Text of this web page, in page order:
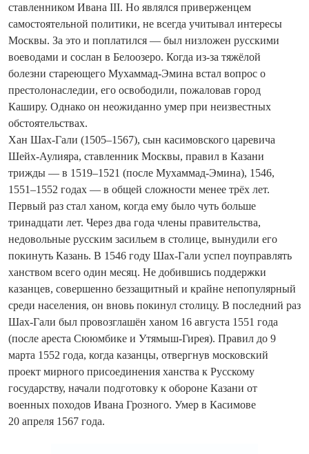
ставленником Ивана III. Но являлся приверженцем
самостоятельной политики, не все­гда учитывал интересы
Москвы. За это и поплатился — был низложен русскими
воеводами и сослан в Белоозеро. Когда из-за тяжёлой
болезни стареющего Мухаммад‑Эмина встал вопрос о
престолонаследии, его освободили, пожаловав город
Каширу. Однако он неожиданно умер при неизвестных
обстоятельствах.
Хан Шах-Гали (1505–1567), сын касимовского царевича
Шейх‑Аулияра, ставленник Москвы, правил в Казани
трижды — в 1519–1521 (после Мухаммад‑Эмина), 1546,
1551–1552 годах — в общей сложности менее трёх лет.
Первый раз стал ханом, когда ему было чуть больше
тринадцати лет. Через два года члены правительства,
недовольные русским засильем в столице, вынудили его
покинуть Казань. В 1546 году Шах‑Гали успел поуправлять
ханством всего один месяц. Не добившись поддержки
казанцев, совершенно беззащитный и крайне непопулярный
среди населения, он вновь покинул столицу. В последний раз
Шах-Гали был провозглашён ханом 16 августа 1551 года
(после ареста Сююмбике и Утямыш-Гирея). Правил до 9
марта 1552 года, когда казанцы, отвергнув московский
проект мирного присоединения ханства к Русскому
государству, начали подготовку к обороне Казани от
военных походов Ивана Грозного. Умер в Касимове
20 апреля 1567 года.